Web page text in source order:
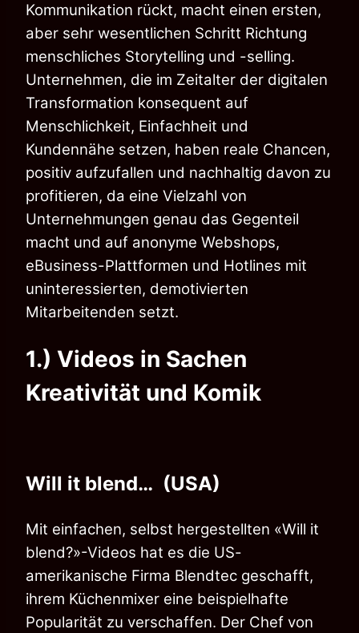
Kommunikation rückt, macht einen ersten,
aber sehr wesentlichen Schritt Richtung
menschliches Storytelling und -selling.
Unternehmen, die im Zeitalter der digitalen
Transformation konsequent auf
Menschlichkeit, Einfachheit und
Kundennähe setzen, haben reale Chancen,
positiv aufzufallen und nachhaltig davon zu
profitieren, da eine Vielzahl von
Unternehmungen genau das Gegenteil
macht und auf anonyme Webshops,
eBusiness-Plattformen und Hotlines mit
uninteressierten, demotivierten
Mitarbeitenden setzt.
1.) Videos in Sachen
Kreativität und Komik
Will it blend… (USA)
Mit einfachen, selbst hergestellten «Will it
blend?»-Videos hat es die US-
amerikanische Firma Blendtec geschafft,
ihrem Küchenmixer eine beispielhafte
Popularität zu verschaffen. Der Chef von